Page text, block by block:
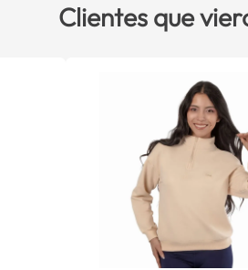
Clientes que